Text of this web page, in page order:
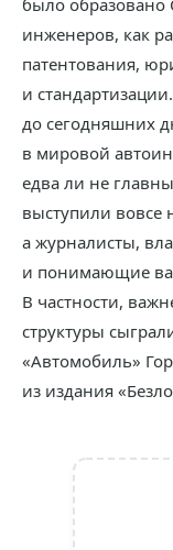
было
инженеров, как
патентования,
и
до сегодняшних
в мировой
едва ли не
выступили
а журналисты,
и понимающие
В частности,
структуры
«Автомобиль»
из издания